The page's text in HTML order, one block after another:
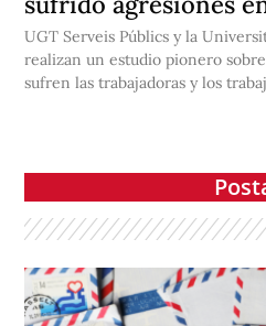
UGT Serveis Públics y la
realizan un estudio pionero
sufren las trabajadoras y los